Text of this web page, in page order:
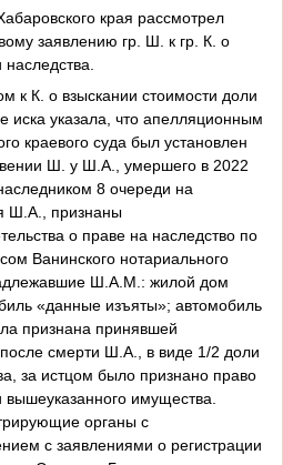
края рассмотрел
заявлению гр. Ш. к гр. К. о
к К. о взыскании стоимости доли
иска указала, что апелляционным
краевого суда был установлен
Ш. у Ш.А., умершего в 2022
8 очереди на
Ш.А., признаны
о праве на наследство по
Ванинского нотариального
Ш.А.М.: жилой дом
«данные изъяты»; автомобиль
признана принявшей
смерти Ш.А., в виде 1/2 доли
за истцом было признано право
имущества.
органы с
с заявлениями о регистрации